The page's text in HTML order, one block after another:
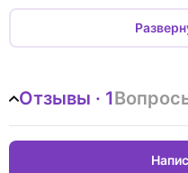
узнают о предметах,
жизни, об особенностях
закрепления материала во
Интересные практические
словарного запаса
и всех высших
внимание, мышление,
Пособие может быть
Отзывы · 1